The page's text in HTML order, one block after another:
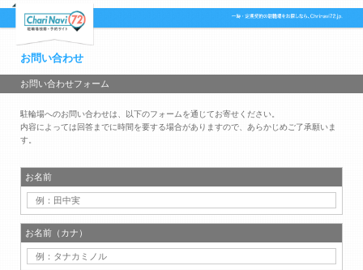
お問い合わせ
お問い合わせフォーム
駐輪場へのお問い合わせは、以下のフォームを通じてお寄せください。
内容によっては回答までに時間を要する場合がありますので、あらかじめご了承願いま
す。
お名前
お名前（カナ）